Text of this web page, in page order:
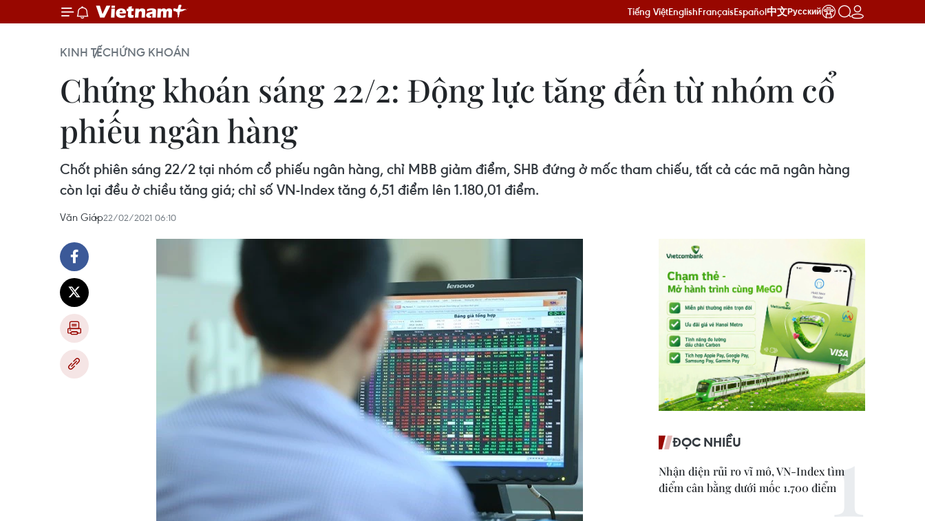
Tiếng ViệtEnglishFrançaisEspañol中文Русский
KINH TẾCHỨNG KHOÁN
Chứng khoán sáng 22/2: Động lực tăng đến từ nhóm cổ
phiếu ngân hàng
Chốt phiên sáng 22/2 tại nhóm cổ phiếu ngân hàng, chỉ MBB giảm điểm, SHB đứng ở mốc tham chiếu, tất cả các mã ngân hàng
còn lại đều ở chiều tăng giá; chỉ số VN-Index tăng 6,51 điểm lên 1.180,01 điểm.
Văn Giáp22/02/2021 06:10
ĐỌC NHIỀU
Nhận diện rủi ro vĩ mô, VN-Index tìm
điểm cân bằng dưới mốc 1.700 điểm